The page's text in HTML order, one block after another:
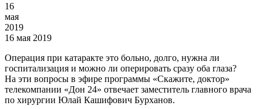
16
мая
2019
16 мая 2019
Операция при катаракте это больно, долго, нужна ли
госпитализация и можно ли оперировать сразу оба глаза?
На эти вопросы в эфире программы «Скажите, доктор»
телекомпании «Дон 24» отвечает заместитель главного врача
по хирургии Юлай Кашифович Бурханов.